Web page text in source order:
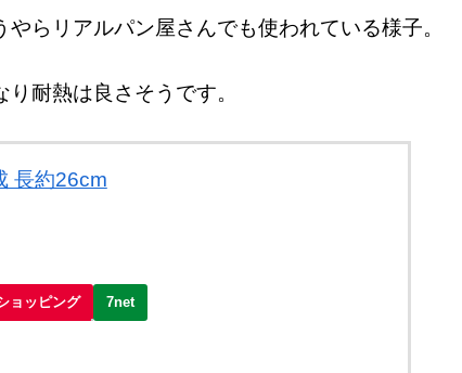
らリアルパン屋さんでも使われている様子。
耐熱は良さそうです。
長約26cm
ョッピング 7net